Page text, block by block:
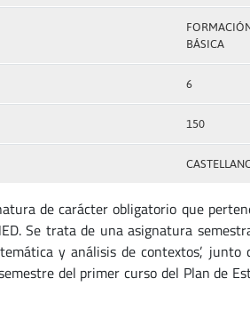
BÁSICA
6
150
de carácter obligatorio que
Se trata de una asignatura
y análisis de contextos’, junto
del primer curso del Plan de